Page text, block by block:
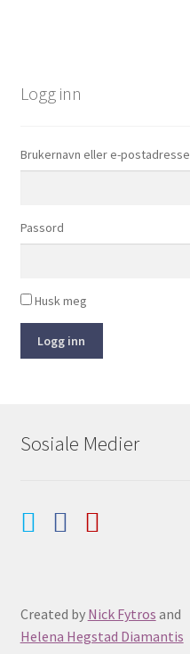
Logg inn
Brukernavn eller e-postadresse
Passord
Husk meg
Logg inn
Sosiale Medier
Created by Nick Fytros and
Helena Hegstad Diamantis